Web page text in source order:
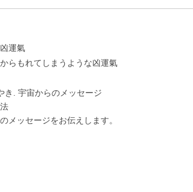
運氣
らもれてしまうような凶運氣
き. 宇宙からのメッセージ
メッセージをお伝えします。